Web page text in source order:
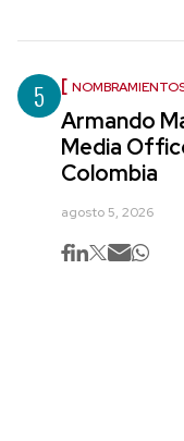
5
Armando
Media
Colombia
agosto 5, 2026